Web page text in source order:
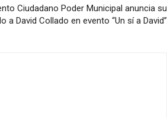
Ciudadano Poder Municipal anuncia su
a David Collado en evento “Un sí a David”